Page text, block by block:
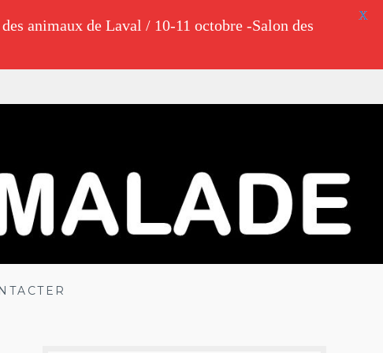
animaux de Laval / 10-11 octobre -Salon des
X